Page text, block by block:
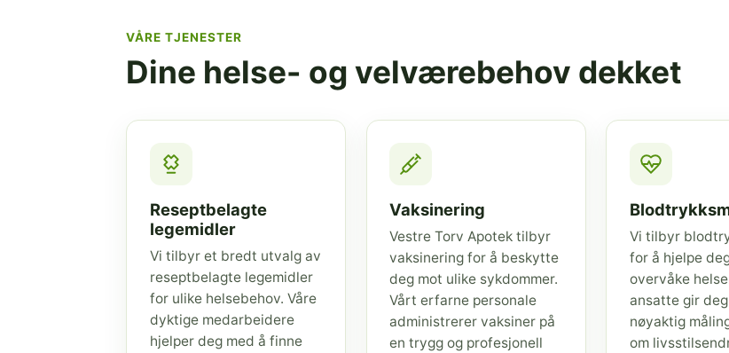
VÅRE TJENESTER
Dine helse- og velværebehov dekket
Reseptbelagte
legemidler
Vi tilbyr et bredt utvalg av
reseptbelagte legemidler
for ulike helsebehov. Våre
dyktige medarbeidere
hjelper deg med å finne
Vaksinering
Vestre Torv Apotek tilbyr
vaksinering for å beskytte
deg mot ulike sykdommer.
Vårt erfarne personale
administrerer vaksiner på
en trygg og profesjonell
Vi tilbyr
for å hjelpe
overvåke
ansatte gir
nøyaktig
om